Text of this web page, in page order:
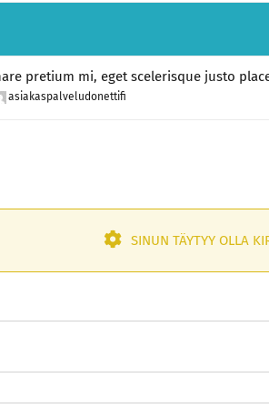
pretium mi, eget scelerisque justo
asiakaspalveludonettifi
SINUN TÄYTYY OLLA